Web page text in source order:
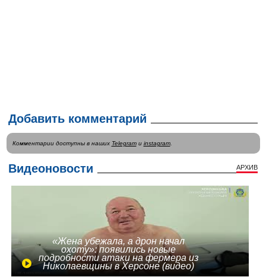
Добавить комментарий
Комментарии доступны в наших Telegramи instagram.
Видеоновости АРХИВ
«Жена убежала, а дрон начал
охоту»: появились новые
подробности атаки на фермера из
Николаевщины в Херсоне (видео)